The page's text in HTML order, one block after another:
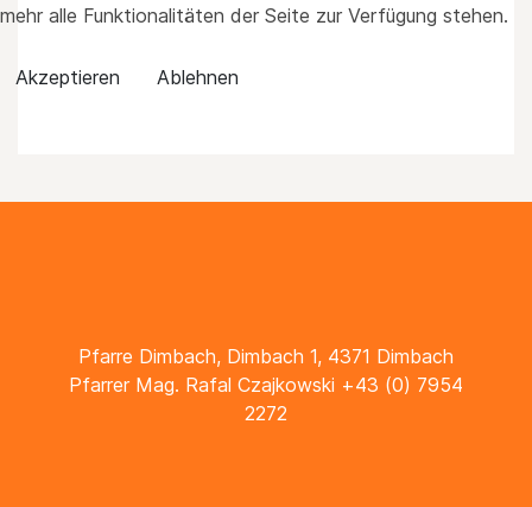
Pfarre Dimbach, Dimbach 1, 4371 Dimbach
Pfarrer Mag. Rafal Czajkowski +43 (0) 7954
2272
mehr alle Funktionalitäten der Seite zur Verfügung stehen.
Akzeptieren Ablehnen